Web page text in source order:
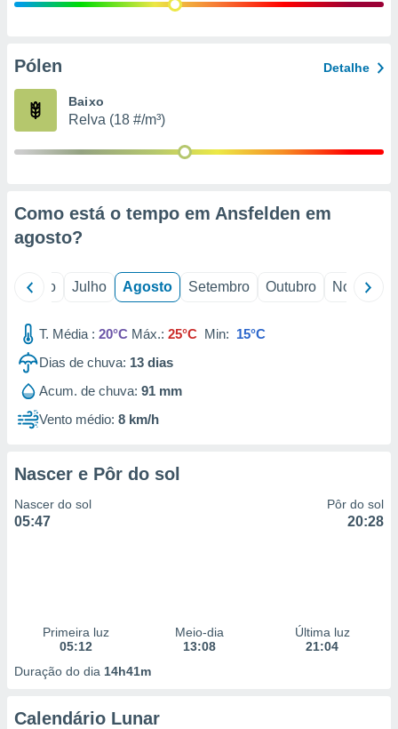
e
de
Pólen Detalhe
Baixo
Relva (18 #/m³)
Como está o tempo em Ansfelden em
agosto?
Junho Julho Agosto Setembro Outubro Novembro
T. Média : 20°C Máx.: 25°C Min: 15°C
Dias de chuva: 13 dias
Acum. de chuva: 91 mm
Vento médio: 8 km/h
Nascer e Pôr do sol
Nascer do sol
05:47
Pôr do sol
20:28
Primeira luz
05:12
Meio-dia
13:08
Última luz
21:04
Duração do dia 14h41m
Calendário Lunar